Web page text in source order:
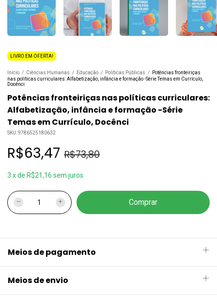
LIVRO EM OFERTA!
Início / Ciências Humanas / Educação / Políticas Públicas /
Potências fronteiriças
nas políticas curriculares: Alfabetização, infância e formação -Série Temas em Currículo,
Docênci
Potências fronteiriças nas políticas curriculares:
Alfabetização, infância e formação -Série
Temas em Currículo, Docênci
SKU:9786525180632
R$63,47 R$73,80
3 xde R$21,16 sem juros
Meios de pagamento
Meios de envio